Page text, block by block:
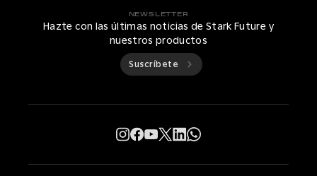
NEWSLETTER
Hazte con las últimas noticias de Stark Future y
nuestros productos
Suscríbete